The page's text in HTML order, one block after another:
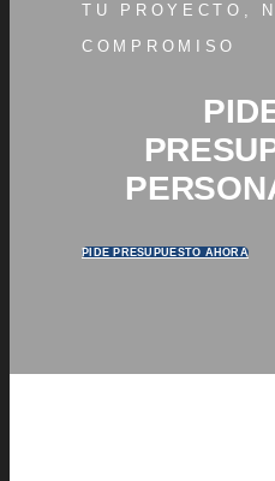
TU PROYECTO,
COMPROMISO
PIDE PRESUPUESTO AHORA